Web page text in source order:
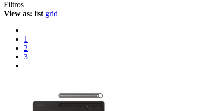
Filtros
View as: list grid
1
2
3